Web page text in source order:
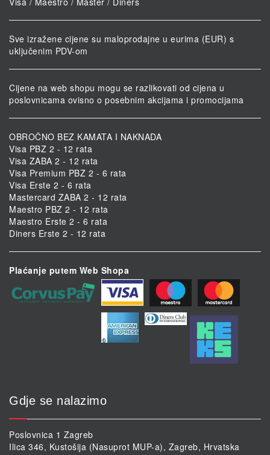
Sve izražene cijene su maloprodajne u eurima (EUR) s
uključenim PDV-om
Cijene na web shopu mogu se razlikovati od cijena u
poslovnicama ovisno o posebnim akcijama i promocijama
OBROČNO BEZ KAMATA I NAKNADA
Visa PBZ 2 - 12 rata
Visa ZABA 2 - 12 rata
Visa Premium PBZ 2 - 6 rata
Visa Erste 2 - 6 rata
Mastercard ZABA 2 - 12 rata
Maestro PBZ 2 - 12 rata
Maestro Erste 2 - 6 rata
Diners Erste 2 - 12 rata
Plaćanje putem Web Shopa
Gdje se nalazimo
Poslovnica 1 Zagreb
Ilica 346, Kustošija (Nasuprot MUP-a), Zagreb, Hrvatska